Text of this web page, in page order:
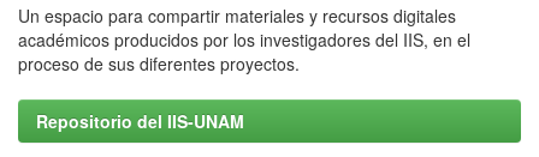
Un espacio para compartir materiales y recursos digitales
académicos producidos por los investigadores del IIS, en el
proceso de sus diferentes proyectos.
Repositorio del IIS-UNAM